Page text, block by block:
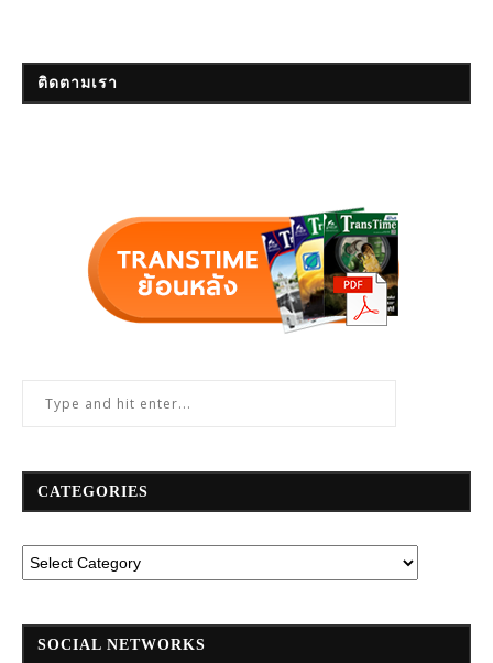
ติดตามเรา
CATEGORIES
SOCIAL NETWORKS